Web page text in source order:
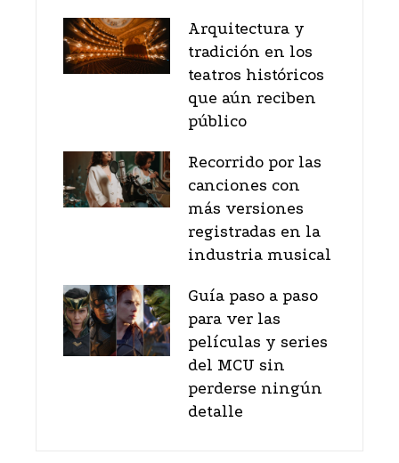
Arquitectura y
tradición en los
teatros históricos
que aún reciben
público
Recorrido por las
canciones con
más versiones
registradas en la
industria musical
Guía paso a paso
para ver las
películas y series
del MCU sin
perderse ningún
detalle